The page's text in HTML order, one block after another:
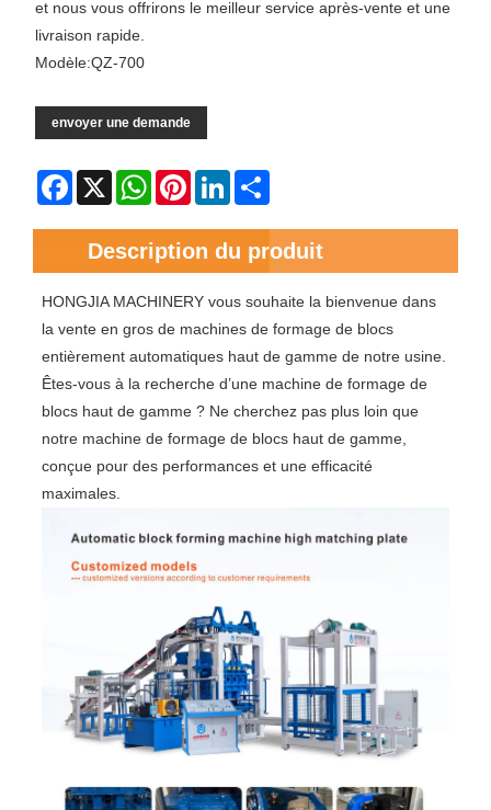
et nous vous offrirons le meilleur service après-vente et une
livraison rapide.
Modèle:QZ-700
envoyer une demande
Facebook
X WhatsAppPinterestLinkedIn
Description du produit
HONGJIA MACHINERY vous souhaite la bienvenue dans
la vente en gros de machines de formage de blocs
entièrement automatiques haut de gamme de notre usine.
Êtes-vous à la recherche d’une machine de formage de
blocs haut de gamme ? Ne cherchez pas plus loin que
notre machine de formage de blocs haut de gamme,
conçue pour des performances et une efficacité
maximales.